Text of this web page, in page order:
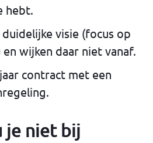
hebt.
visie (focus op
en wijken daar niet vanaf.
contract met een
je niet bij